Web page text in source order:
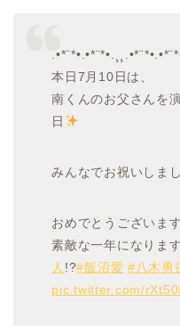
本日7月10日は、
南くんのお父さんを
日
みんなでお祝いしまし
おめでとうございます
素敵な一年になりま
人 !?#飯沼愛 #八木勇
pic.twitter.com/